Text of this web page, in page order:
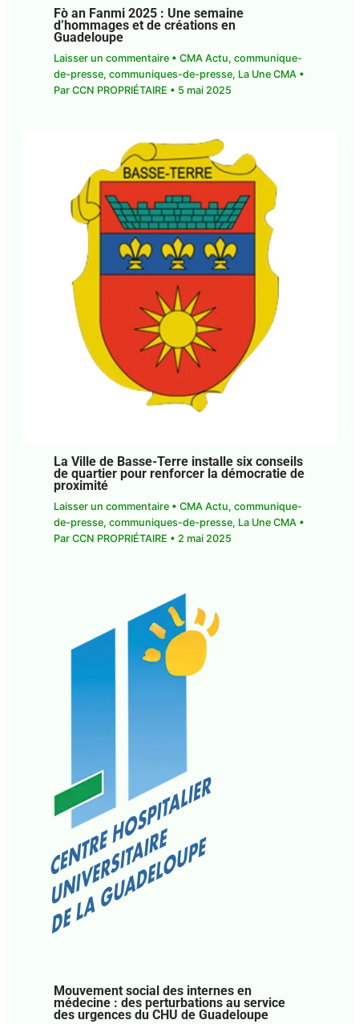
Fò an Fanmi 2025 : Une semaine
d’hommages et de créations en
Guadeloupe
Laisser un commentaire • CMA Actu, communique-
de-presse, communiques-de-presse, La Une CMA•
Par CCN PROPRIÉTAIRE • 5 mai 2025
La Ville de Basse-Terre installe six conseils
de quartier pour renforcer la démocratie de
proximité
Laisser un commentaire • CMA Actu, communique-
de-presse, communiques-de-presse, La Une CMA•
Par CCN PROPRIÉTAIRE • 2 mai 2025
Mouvement social des internes en
médecine : des perturbations au service
des urgences du CHU de Guadeloupe